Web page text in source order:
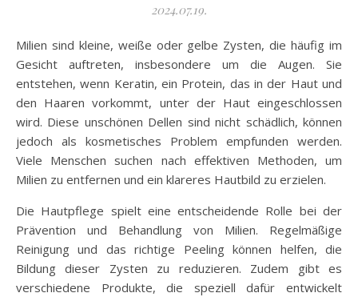
2024.07.19.
Milien sind kleine, weiße oder gelbe Zysten, die häufig im
Gesicht auftreten, insbesondere um die Augen. Sie
entstehen, wenn Keratin, ein Protein, das in der Haut und
den Haaren vorkommt, unter der Haut eingeschlossen
wird. Diese unschönen Dellen sind nicht schädlich, können
jedoch als kosmetisches Problem empfunden werden.
Viele Menschen suchen nach effektiven Methoden, um
Milien zu entfernen und ein klareres Hautbild zu erzielen.
Die Hautpflege spielt eine entscheidende Rolle bei der
Prävention und Behandlung von Milien. Regelmäßige
Reinigung und das richtige Peeling können helfen, die
Bildung dieser Zysten zu reduzieren. Zudem gibt es
verschiedene Produkte, die speziell dafür entwickelt